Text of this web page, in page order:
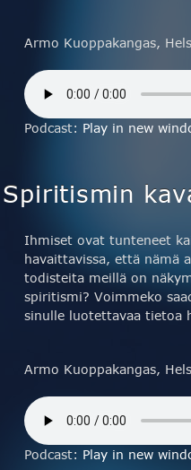
Armo Kuoppakangas,
Podcast: Play in new
Ihmiset ovat tunteneet
havaittavissa, että nämä
todisteita meillä on
spiritismi? Voimmeko
sinulle luotettavaa tietoa
Armo Kuoppakangas,
Podcast: Play in new